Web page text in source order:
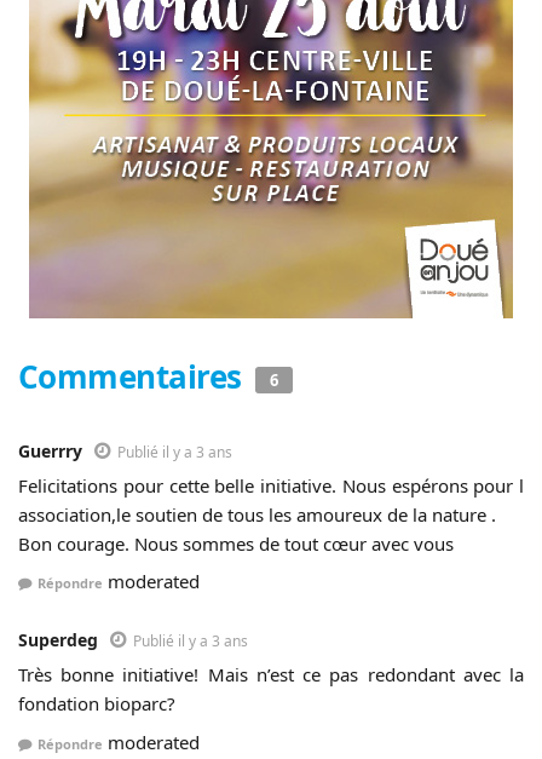
Commentaires 6
Guerrry Publié il y a 3 ans
Felicitations pour cette belle initiative. Nous espérons pour l
association,le soutien de tous les amoureux de la nature .
Bon courage. Nous sommes de tout cœur avec vous
Répondre moderated
Superdeg Publié il y a 3 ans
Très bonne initiative! Mais n’est ce pas redondant avec la
fondation bioparc?
Répondre moderated